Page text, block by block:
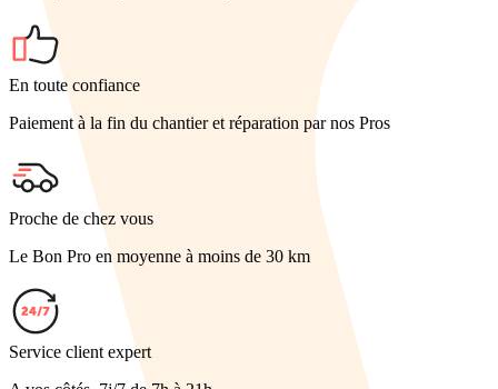
En toute confiance
Paiement à la fin du chantier et réparation par nos Pros
Proche de chez vous
Le Bon Pro en moyenne à moins de 30 km
Service client expert